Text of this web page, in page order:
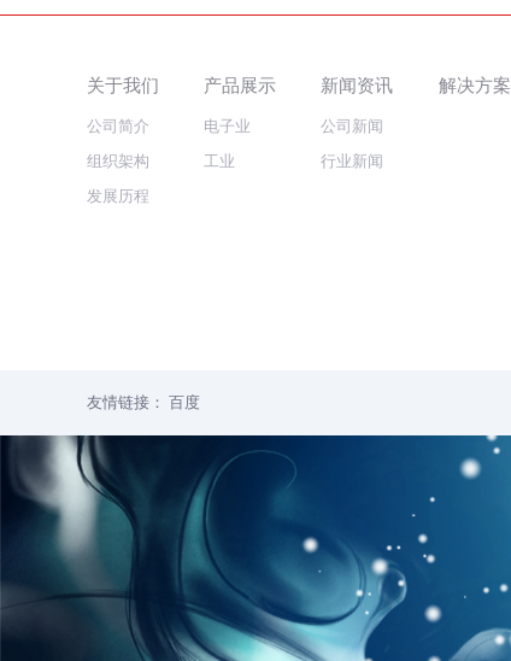
关于我们
公司简介
组织架构
发展历程
产品展示
电子业
工业
新闻资讯
公司新闻
行业新闻
解决方案
友情链接： 百度